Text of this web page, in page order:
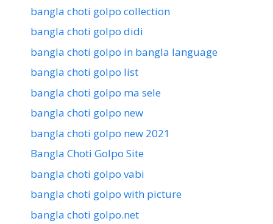
bangla choti golpo collection
bangla choti golpo didi
bangla choti golpo in bangla language
bangla choti golpo list
bangla choti golpo ma sele
bangla choti golpo new
bangla choti golpo new 2021
Bangla Choti Golpo Site
bangla choti golpo vabi
bangla choti golpo with picture
bangla choti golpo.net